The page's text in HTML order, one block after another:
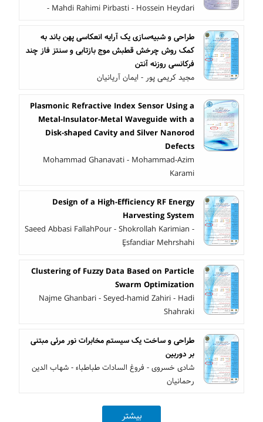
- Mahdi Rahimi Pirbasti - Hossein Heydari
طراحی و شبیه‌سازی یک آرایه انعکاسی پهن باند به
کمک روش چرخش قطبش موج بازتابی و سنتز فاز چند
فرکانسی روزنه آنتن
مجید کریمی پور - ایمان آریانیان
Plasmonic Refractive Index Sensor Using a
Metal-Insulator-Metal Waveguide with a
Disk-shaped Cavity and Silver Nanorod
Defects
Mohammad Ghanavati - Mohammad-Azim
Karami
Design of a High-Efficiency RF Energy
Harvesting System
Saeed Abbasi FallahPour - Shokrollah Karimian -
ٍEsfandiar Mehrshahi
Clustering of Fuzzy Data Based on Particle
Swarm Optimization
Najme Ghanbari - Seyed-hamid Zahiri - Hadi
Shahraki
طراحی و ساخت یک سیستم مخابرات نور مرئی مبتنی
بر دوربین
شادی خسروی - فروغ السادات طباطباء - شهاب الدین
رحمانیان
بیشتر